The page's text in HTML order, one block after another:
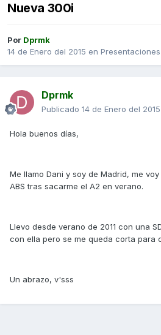
Nueva 300i
Por Dprmk
14 de Enero del 2015 en
Dprmk
Publicado 14 de Enero del 2015
Hola buenos días,
Me llamo Dani y soy de Madrid, me
ABS tras sacarme el A2 en verano.
Llevo desde verano de 2011 con una
con ella pero se me queda corta para
Un abrazo, v'sss